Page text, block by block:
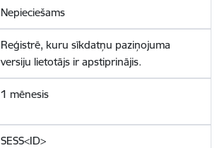
Nepieciešams
Reģistrē, kuru sīkdatņu paziņojuma
versiju lietotājs ir apstiprinājis.
1 mēnesis
SESS<ID>